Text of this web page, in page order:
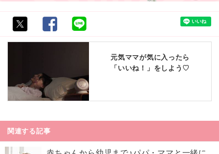
元気ママが気に入ったら
「いいね！」をしよう♡
関連する記事